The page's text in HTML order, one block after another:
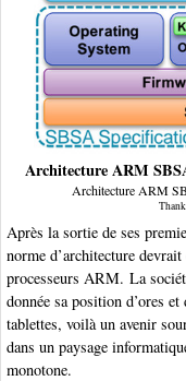
Architecture ARM
Architecture ARM
Après la sortie de ses
norme d’architecture
processeurs ARM. La
donnée sa position d’ores
tablettes, voilà un avenir
dans un paysage
monotone.